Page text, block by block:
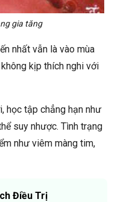
gia tăng
nhất vẫn là vào mùa
kịp thích nghi với
học tập chẳng hạn như
suy nhược. Tình trạng
như viêm màng tim,
Điều Trị